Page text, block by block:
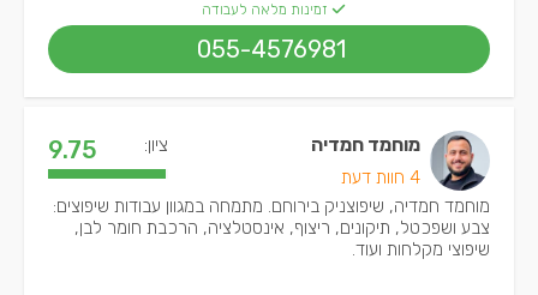
זמינות מלאה לעבודה
055-4576981
מוחמד חמדיה
4 חוות דעת
ציון: 9.75
מוחמד חמדיה, שיפוצניק בירוחם. מתמחה במגוון עבודות שיפוצים:
צבע ושפכטל, תיקונים, ריצוף, אינסטלציה, הרכבת חומר לבן,
שיפוצי מקלחות ועוד.